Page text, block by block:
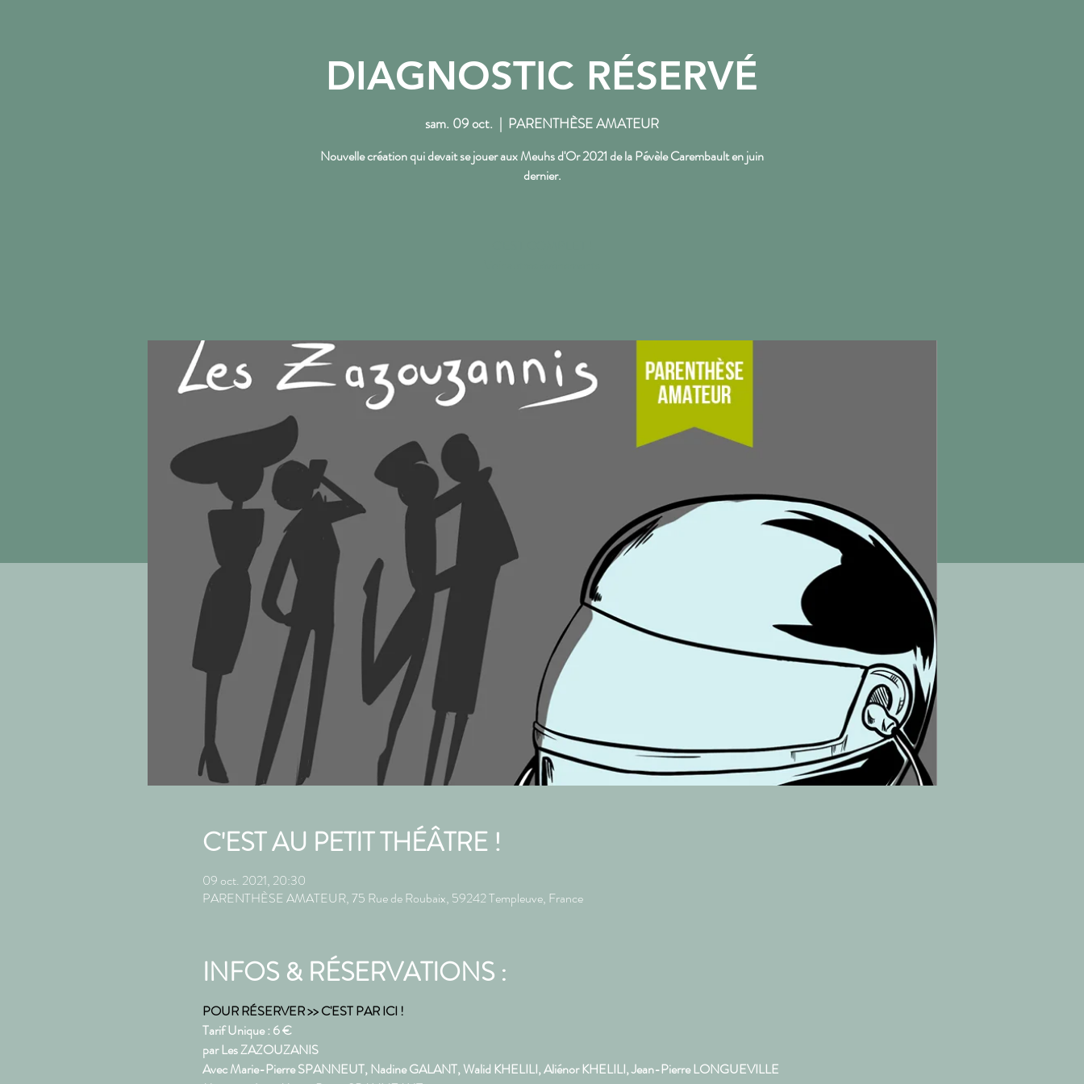
NOS RENDEZ-VOUS L'ACTU DU PTT
DIAGNOSTIC RÉSERVÉ
sam. 09 oct.
  |
PARENTHÈSE AMATEUR
Nouvelle création qui devait se jouer aux Meuhs d'Or 2021 de la Pévèle Carembault en juin
dernier.
C'EST AU PETIT THÉÂTRE !
09 oct. 2021, 20:30
PARENTHÈSE AMATEUR, 75 Rue de Roubaix, 59242 Templeuve, France
INFOS & RÉSERVATIONS :
POUR RÉSERVER >> C'EST PAR ICI !
Tarif Unique : 6 €
par Les ZAZOUZANIS
Avec Marie-Pierre SPANNEUT, Nadine GALANT, Walid KHELILI, Aliénor KHELILI, Jean-Pierre LONGUEVILLE